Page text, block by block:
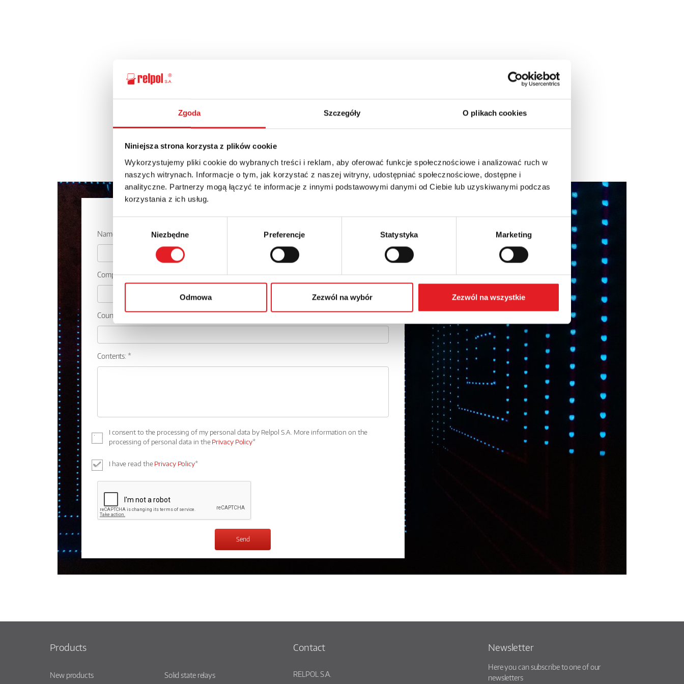
Zgoda Szczegóły O plikach cookies
Niniejsza strona korzysta z plików cookie
Wykorzystujemy pliki cookie do wybranych treści i reklam, aby oferować funkcje społecznościowe i analizować ruch w
naszych witrynach. Informacje o tym, jak korzystać z naszej witryny, udostępniać społecznościowe, dostępne i
analityczne. Partnerzy mogą łączyć te informacje z innymi podstawowymi danymi od Ciebie lub uzyskiwanymi podczas
korzystania z ich usług.
zgody
Niezbędne Preferencje Statystyka Marketing
Odmowa Zezwól na wybór Zezwól na wszystkie
Name: * Email: *
Company: Phone:
Country:
Contents: *
I consent to the processing of my personal data by Relpol S.A. More information on the
processing of personal data in thePrivacy Policy*
I have read thePrivacy Policy*
Products
New products Solid state relays
Contact
RELPOL S.A.
Newsletter
Here you can subscribe to one of our
newsletters